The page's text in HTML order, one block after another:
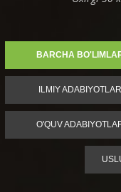
BARCHA
ILMIY ADABIYOTLAR
O'QUV